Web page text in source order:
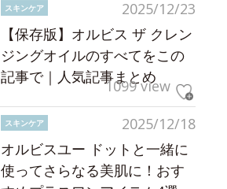
2025/12/23
スキンケア
【保存版】オルビス ザ クレン
ジングオイルのすべてをこの
記事で｜人気記事まとめ
1099 view
2025/12/18
スキンケア
オルビスユー ドットと一緒に
使ってさらなる美肌に！おす